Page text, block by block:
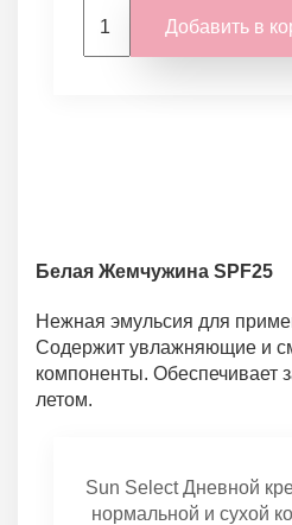
Добавить в
Белая Жемчужина SPF25
Нежная эмульсия для
Содержит увлажняющие и
компоненты. Обеспечивает
летом.
Sun Select Дневной
нормальной и сухой